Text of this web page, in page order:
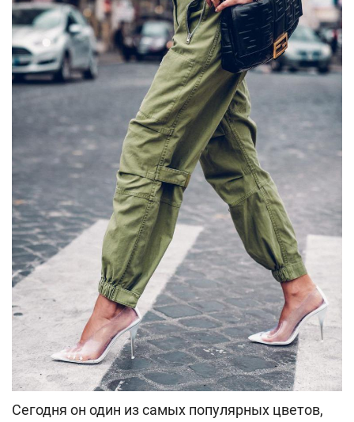
Сегодня он один из самых популярных цветов,